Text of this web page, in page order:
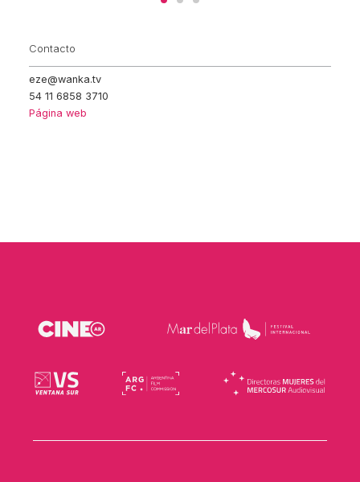
Contacto
eze@wanka.tv
54 11 6858 3710
Página web